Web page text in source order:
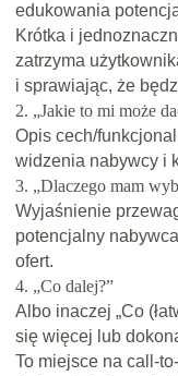
edukowania
Krótka i
zatrzyma
i sprawiając, że
2. „Jakie to mi może
Opis cech/
widzenia nabywcy i
3. „Dlaczego mam
Wyjaśnienie
potencjalny
ofert.
4. „Co dalej?”
Albo inaczej „Co
się więcej lub
To miejsce na call-